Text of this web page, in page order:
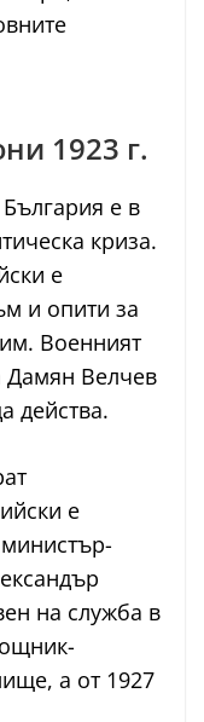
1923 г.
е в
криза.
е
и опити за
Военният
Дамян Велчев
действа.
е
на служба в
а от 1927